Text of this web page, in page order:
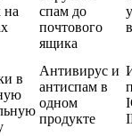
на
спам до
почтового
ящика
в
Антивирус и
антиспам в
одном
продукте